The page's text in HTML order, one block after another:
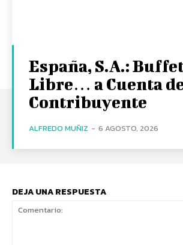
España, S.A.:
Libre… a Cuenta
Contribuyente
ALFREDO MUÑIZ - 6 AGOSTO, 2026
DEJA UNA RESPUESTA